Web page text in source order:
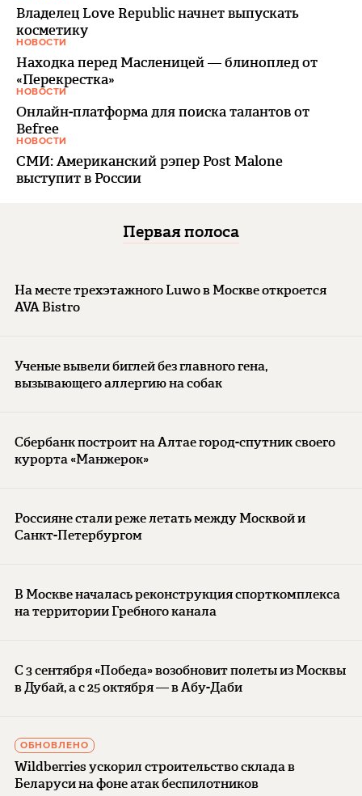
Владелец Love Republic начнет выпускать
косметику
НОВОСТИ
Находка перед Масленицей — блиноплед от
«Перекрестка»
НОВОСТИ
Онлайн-платформа для поиска талантов от
Befree
НОВОСТИ
СМИ: Американский рэпер Post Malone
выступит в России
Первая полоса
На месте трехэтажного Luwo в Москве откроется
AVA Bistro
Ученые вывели биглей без главного гена,
вызывающего аллергию на собак
Сбербанк построит на Алтае город-спутник своего
курорта «Манжерок»
Россияне стали реже летать между Москвой и
Санкт-Петербургом
В Москве началась реконструкция спорткомплекса
на территории Гребного канала
С 3 сентября «Победа» возобновит полеты из Москвы
в Дубай, а с 25 октября — в Абу-Даби
ОБНОВЛЕНО
Wildberries ускорил строительство склада в
Беларуси на фоне атак беспилотников